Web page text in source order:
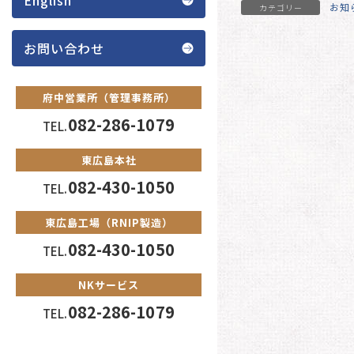
お問い合わせ
府中営業所（管理事務所）
TEL.082-286-1079
東広島本社
TEL.082-430-1050
東広島工場（RNIP製造）
TEL.082-430-1050
NKサービス
TEL.082-286-1079
カテゴリー お知